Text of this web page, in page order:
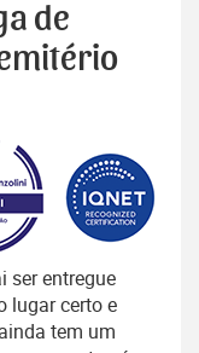
de
ser entregue
lugar certo e
tem um